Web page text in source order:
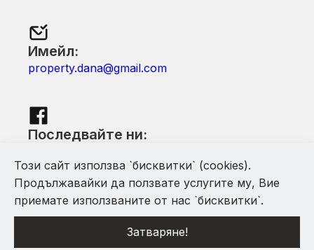
Имейл:
property.dana@gmail.com
Последвайте ни:
С помощта на Mythfinity
Този сайт използва `бисквитки` (cookies).
Продължавайки да ползвате услугите му, Вие
приемате използваните от нас `бисквитки`.
Затваряне!